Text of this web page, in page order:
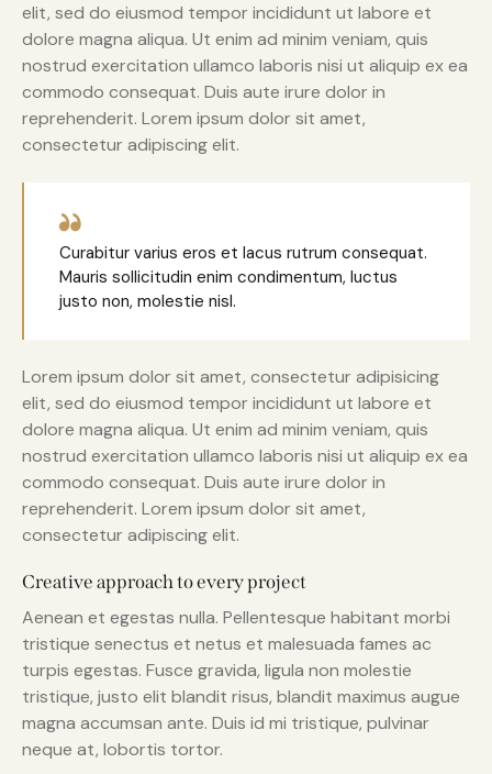
elit, sed do eiusmod tempor incididunt ut labore et
dolore magna aliqua. Ut enim ad minim veniam, quis
nostrud exercitation ullamco laboris nisi ut aliquip ex ea
commodo consequat. Duis aute irure dolor in
reprehenderit. Lorem ipsum dolor sit amet,
consectetur adipiscing elit.
Curabitur varius eros et lacus rutrum consequat.
Mauris sollicitudin enim condimentum, luctus
justo non, molestie nisl.
Lorem ipsum dolor sit amet, consectetur adipisicing
elit, sed do eiusmod tempor incididunt ut labore et
dolore magna aliqua. Ut enim ad minim veniam, quis
nostrud exercitation ullamco laboris nisi ut aliquip ex ea
commodo consequat. Duis aute irure dolor in
reprehenderit. Lorem ipsum dolor sit amet,
consectetur adipiscing elit.
Creative approach to every project
Aenean et egestas nulla. Pellentesque habitant morbi
tristique senectus et netus et malesuada fames ac
turpis egestas. Fusce gravida, ligula non molestie
tristique, justo elit blandit risus, blandit maximus augue
magna accumsan ante. Duis id mi tristique, pulvinar
neque at, lobortis tortor.